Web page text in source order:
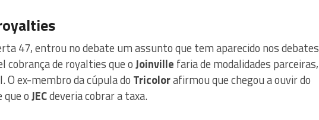
47, entrou no debate um assunto que tem aparecido nos debates
cobrança de royalties que oJoinville faria de modalidades parceiras,
ex-membro da cúpula do Tricolorafirmou que chegou a ouvir do
oJECdeveria cobrar a taxa.